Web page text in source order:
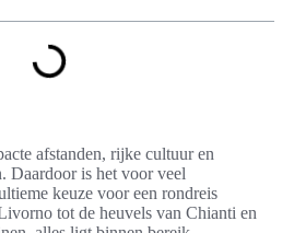
afstanden, rijke cultuur en
Daardoor is het voor veel
keuze voor een rondreis
tot de heuvels van Chianti en